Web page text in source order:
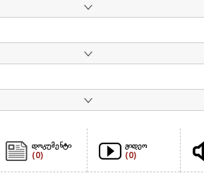
დოკუმენტი
(0)
ვიდეო
(0)